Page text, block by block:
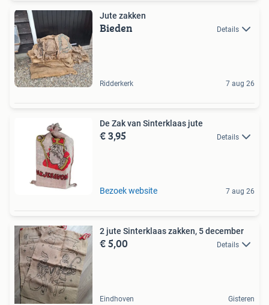
Jute zakken
Bieden Details
Ridderkerk 7 aug 26
De Zak van Sinterklaas jute
€ 3,95 Details
Bezoek website 7 aug 26
2 jute Sinterklaas zakken, 5 december
€ 5,00 Details
Eindhoven Gisteren